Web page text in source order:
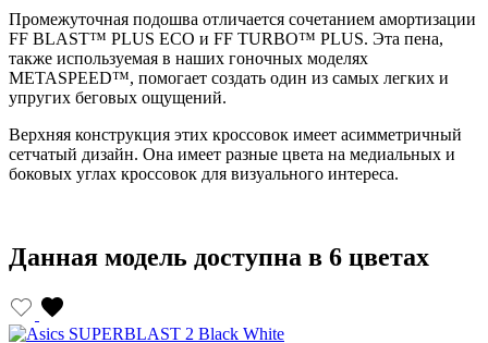
Промежуточная подошва отличается сочетанием амортизации
FF BLAST™ PLUS ECO и FF TURBO™ PLUS. Эта пена,
также используемая в наших гоночных моделях
METASPEED™, помогает создать один из самых легких и
упругих беговых ощущений.
Верхняя конструкция этих кроссовок имеет асимметричный
сетчатый дизайн. Она имеет разные цвета на медиальных и
боковых углах кроссовок для визуального интереса.
Данная модель доступна в 6 цветах